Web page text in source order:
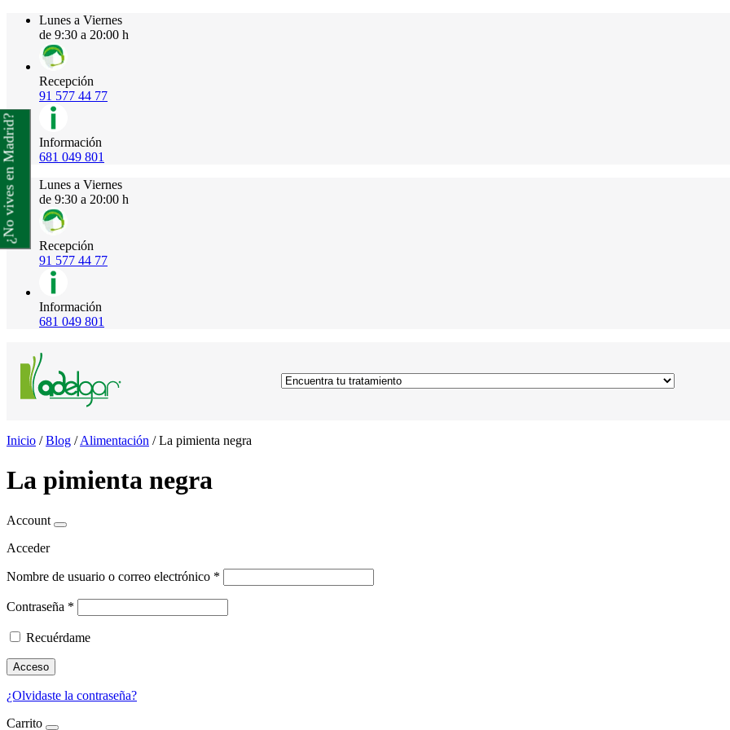
Lunes a Viernes
de 9:30 a 20:00 h
Recepción
91 577 44 77
Información
681 049 801
Lunes a Viernes
de 9:30 a 20:00 h
Recepción
91 577 44 77
Información
681 049 801
Inicio /Blog /Alimentación /La pimienta negra
La pimienta negra
Account
Acceder
Nombre de usuario o correo electrónico *
Contraseña *
Recuérdame
Acceso
¿Olvidaste la contraseña?
Carrito
¿No vives en Madrid?